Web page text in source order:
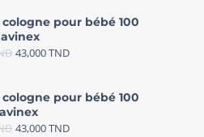
cologne pour bébé 100
43,000TND
cologne pour bébé 100
43,000TND